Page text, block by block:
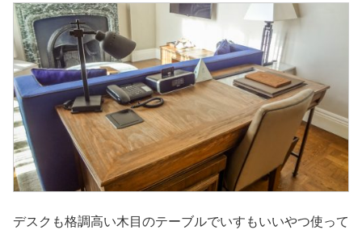
デスクも格調高い木目のテーブルでいすもいいやつ使って